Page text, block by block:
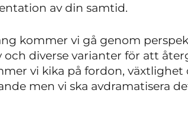
av din samtid.
kommer vi gå genom
diverse varianter för att
vi kika på fordon,
men vi ska avdramatisera